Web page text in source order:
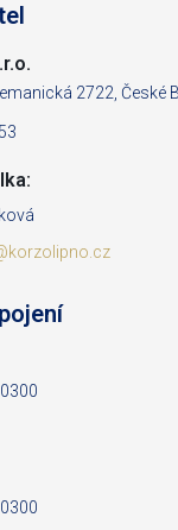
2722, České